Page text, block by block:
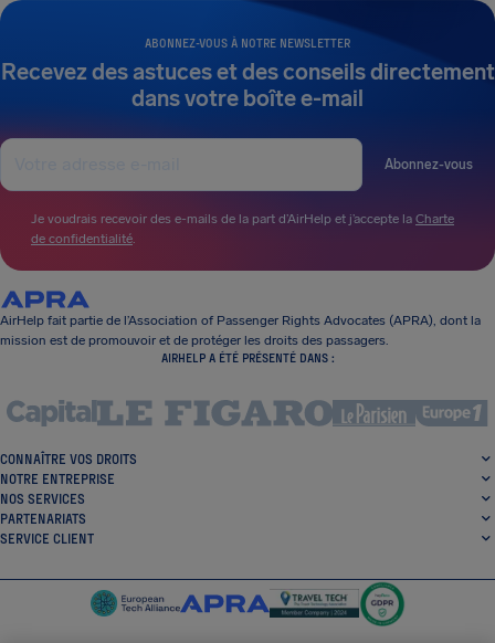
ABONNEZ-VOUS À NOTRE NEWSLETTER
Recevez des astuces et des conseils directement
dans votre boîte e-mail
Abonnez-vous
Je voudrais recevoir des e-mails de la part d’AirHelp et j’accepte la Charte
de confidentialité.
AirHelp fait partie de l’Association of Passenger Rights Advocates (APRA), dont la
mission est de promouvoir et de protéger les droits des passagers.
AIRHELP A ÉTÉ PRÉSENTÉ DANS :
CONNAÎTRE VOS DROITS
NOTRE ENTREPRISE
NOS SERVICES
PARTENARIATS
SERVICE CLIENT